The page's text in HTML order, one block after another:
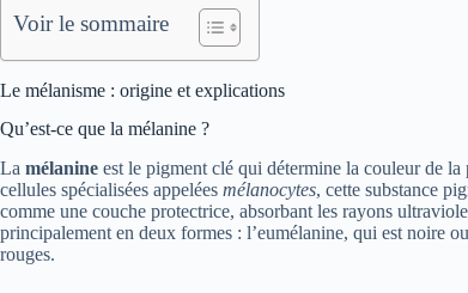
Voir le sommaire
Le mélanisme : origine et explications
Qu’est-ce que la mélanine ?
La mélanine est le pigment clé qui détermine la couleur de
cellules spécialisées appelées mélanocytes, cette substance
comme une couche protectrice, absorbant les rayons
principalement en deux formes : l’eumélanine, qui est noire
rouges.